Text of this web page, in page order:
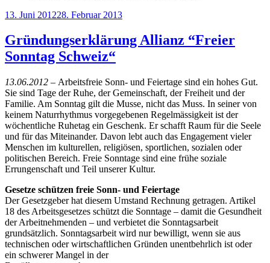
Veröffentlicht
13. Juni 201228. Februar 2013
Gründungserklärung Allianz “Freier
Sonntag Schweiz“
13.06.2012 – Arbeitsfreie Sonn- und Feiertage sind ein hohes Gut.
Sie sind Tage der Ruhe, der Gemeinschaft, der Freiheit und der
Familie. Am Sonntag gilt die Musse, nicht das Muss. In seiner von
keinem Naturrhythmus vorgegebenen Regelmässigkeit ist der
wöchentliche Ruhetag ein Geschenk. Er schafft Raum für die Seele
und für das Miteinander. Davon lebt auch das Engagement vieler
Menschen im kulturellen, religiösen, sportlichen, sozialen oder
politischen Bereich. Freie Sonntage sind eine frühe soziale
Errungenschaft und Teil unserer Kultur.
Gesetze schützen freie Sonn- und Feiertage
Der Gesetzgeber hat diesem Umstand Rechnung getragen. Artikel
18 des Arbeitsgesetzes schützt die Sonntage – damit die Gesundheit
der Arbeitnehmenden – und verbietet die Sonntagsarbeit
grundsätzlich. Sonntagsarbeit wird nur bewilligt, wenn sie aus
technischen oder wirtschaftlichen Gründen unentbehrlich ist oder
ein schwerer Mangel in der